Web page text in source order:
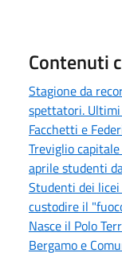
Contenuti
Stagione da
spettatori.
Facchetti e
Treviglio
aprile studenti
Studenti dei
custodire il
Nasce il Polo
Bergamo e